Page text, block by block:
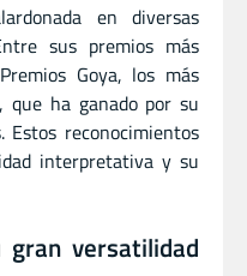
en diversas
sus premios más
Goya, los más
que ha ganado por su
Estos reconocimientos
interpretativa y su
versatilidad